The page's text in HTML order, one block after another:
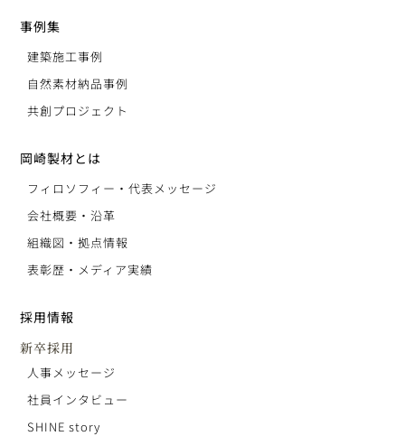
事例集
建築施工事例
自然素材納品事例
共創プロジェクト
岡崎製材とは
フィロソフィー・代表メッセージ
会社概要・沿革
組織図・拠点情報
表彰歴・メディア実績
採用情報
新卒採用
人事メッセージ
社員インタビュー
SHINE story